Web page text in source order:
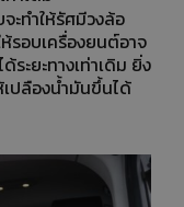
ะทำให้รัศมีวงล้อ
รอบเครื่องยนต์อาจ
ระยะทางเท่าเดิม ยิ่ง
เปลืองน้ำมันขึ้นได้